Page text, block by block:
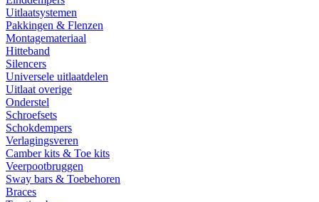
Uitlaatsystemen
Pakkingen & Flenzen
Montagemateriaal
Hitteband
Silencers
Universele uitlaatdelen
Uitlaat overige
Onderstel
Schroefsets
Schokdempers
Verlagingsveren
Camber kits & Toe kits
Veerpootbruggen
Sway bars & Toebehoren
Braces